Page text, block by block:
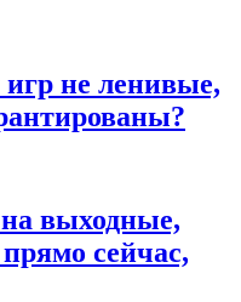
не ленивые,
выходные,
сейчас,